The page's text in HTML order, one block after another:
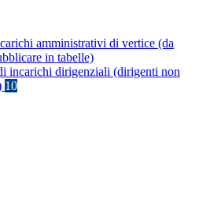
amministrativi di vertice (da
in tabelle)
incarichi dirigenziali (dirigenti non
10